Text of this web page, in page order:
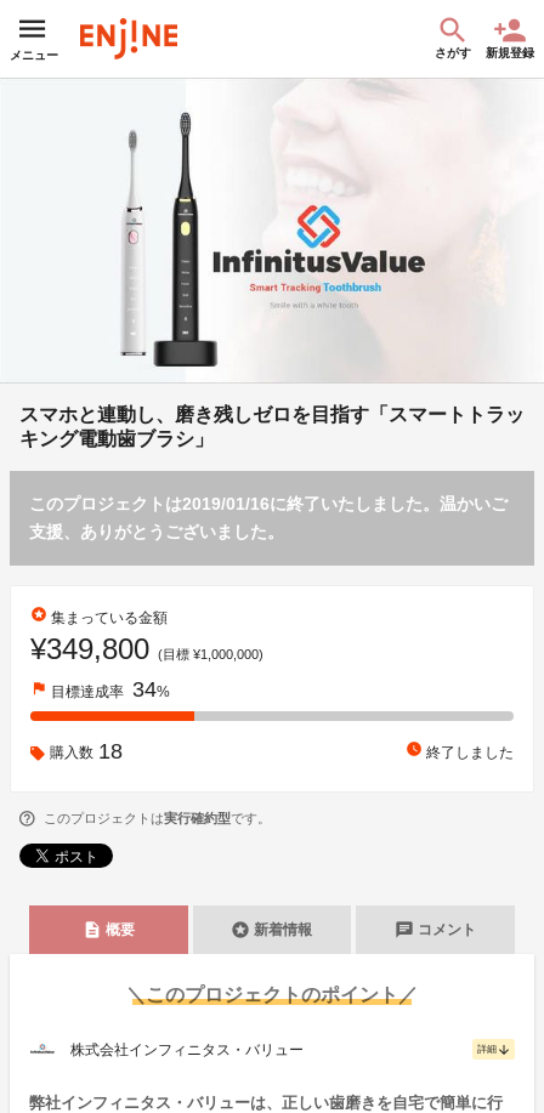
メニュー さがす 新規登録
スマホと連動し、磨き残しゼロを目指す「スマートトラッ
キング電動歯ブラシ」
このプロジェクトは2019/01/16に終了いたしました。温かいご
支援、ありがとうございました。
stars 集まっている金額
¥349,800 (目標 ¥1,000,000)
flag 目標達成率 34%
購入数 18 watch_later 終了しました
このプロジェクトは実行確約型です。
description 概要 stars 新着情報 chat コメント
＼このプロジェクトのポイント／
株式会社インフィニタス・バリュー 詳細 arrow_downward
弊社インフィニタス・バリューは、正しい歯磨きを自宅で簡単に行